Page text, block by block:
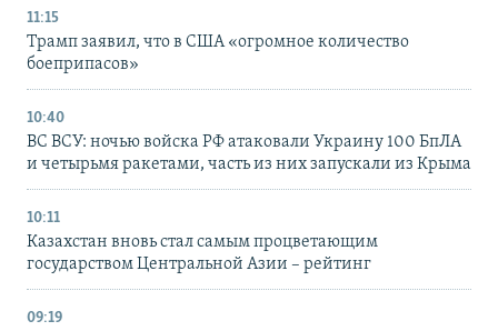
11:15
Трамп заявил, что в США «огромное количество
боеприпасов»
10:40
ВС ВСУ: ночью войска РФ атаковали Украину 100 БпЛА
и четырьмя ракетами, часть из них запускали из Крыма
10:11
Казахстан вновь стал самым процветающим
государством Центральной Азии – рейтинг
09:19